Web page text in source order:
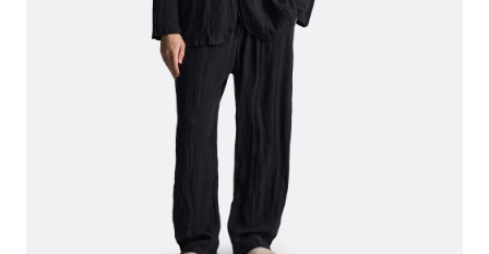
СВИТЕРА И КАРДИГАНЫ
СМОТРЕТЬ ВСЕ